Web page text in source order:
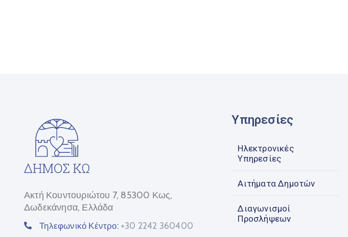
Ακτή Κουντουριώτου 7, 85300 Κως,
Δωδεκάνησα, Ελλάδα
Τηλεφωνικό Κέντρο: +30 2242 360400
Υπηρεσίες
Ηλεκτρονικές
Υπηρεσίες
Αιτήματα Δημοτών
Διαγωνισμοί
Προσλήψεων